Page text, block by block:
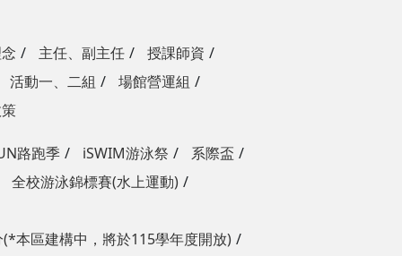
主任、副主任
授課師資
活動一、二組
場館營運組
路跑季 iSWIM游泳祭
系際盃
全校游泳錦標賽(水上運動)
本區建構中，將於115學年度開放)